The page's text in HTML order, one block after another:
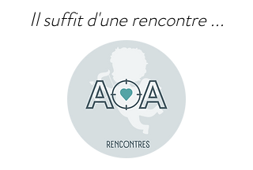
Il suffit d'une rencontre ...